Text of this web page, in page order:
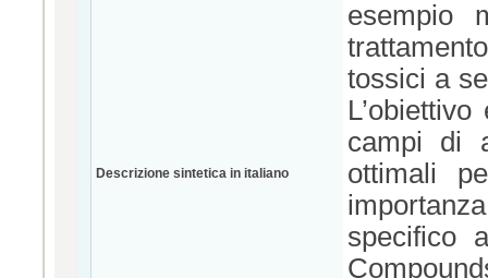
Descrizione sintetica in italiano
esempio
tossici a
campi di
ottimali
specifico